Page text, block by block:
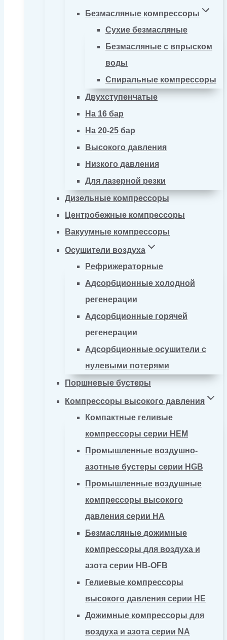
Безмасляные компрессоры
Сухие безмасляные
Безмасляные с впрыском
воды
Спиральные компрессоры
Двухступенчатые
На 16 бар
На 20-25 бар
Высокого давления
Низкого давления
Для лазерной резки
Дизельные компрессоры
Центробежные компрессоры
Вакуумные компрессоры
Осушители воздуха
Рефрижераторные
Адсорбционные холодной
регенерации
Адсорбционные горячей
регенерации
Адсорбционные осушители с
нулевыми потерями
Поршневые бустеры
Компрессоры высокого давления
Компактные геливые
компрессоры серии HEM
Промышленные воздушно-
азотные бустеры серии HGB
Промышленные воздушные
компрессоры высокого
давления серии HA
Безмасляные дожимные
компрессоры для воздуха и
азота серии HB-OFB
Гелиевые компрессоры
высокого давления серии HE
Дожимные компрессоры для
воздуха и азота серии NA